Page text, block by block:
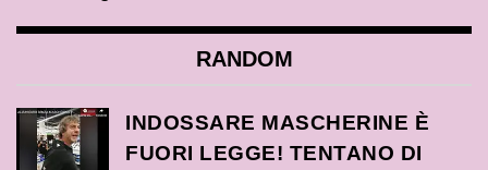
RANDOM
INDOSSARE MASCHERINE È
FUORI LEGGE! TENTANO DI